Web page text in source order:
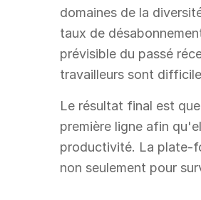
domaines de la
taux de
prévisible du passé
travailleurs sont
Le résultat final est
première ligne afin
productivité. La plate-
non seulement pour